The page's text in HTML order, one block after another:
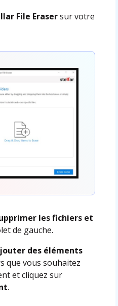
File Erasersur votre
les fichiers et
de gauche.
des éléments
que vous souhaitez
et cliquez sur
.